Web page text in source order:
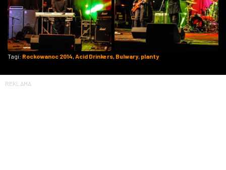
Tagi: Rockowanoc 2014 Acid Drinkers Bulwary, planty
REKLAMA